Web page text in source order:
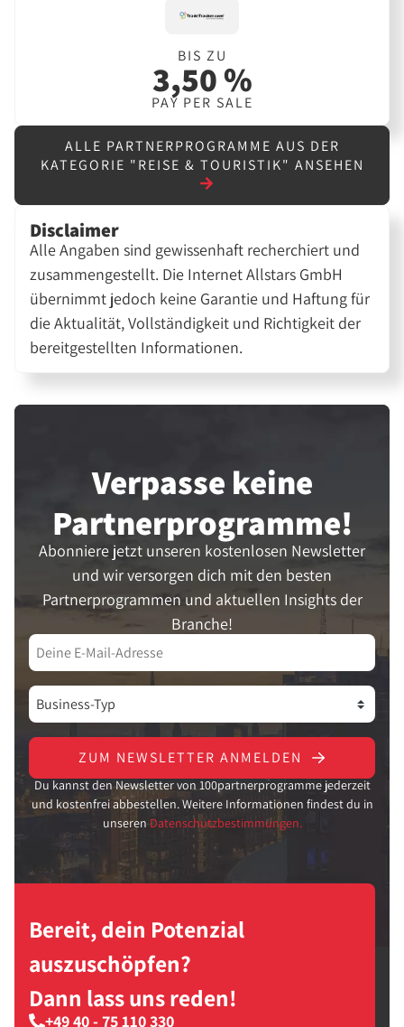
BIS ZU
3,50 %
PAY PER SALE
ALLE PARTNERPROGRAMME AUS DER
KATEGORIE "REISE & TOURISTIK" ANSEHEN
Disclaimer
Alle Angaben sind gewissenhaft recherchiert und
zusammengestellt. Die Internet Allstars GmbH
übernimmt jedoch keine Garantie und Haftung für
die Aktualität, Vollständigkeit und Richtigkeit der
bereitgestellten Informationen.
Verpasse keine
Partner­programme!
Abonniere jetzt unseren kostenlosen Newsletter
und wir versorgen dich mit den besten
Partnerprogrammen und aktuellen Insights der
Branche!
ZUM NEWSLETTER ANMELDEN
Du kannst den Newsletter von 100partnerprogramme jederzeit
und kostenfrei abbestellen. Weitere Informationen findest du in
unseren Datenschutzbestimmungen.
Bereit, dein Potenzial
auszuschöpfen?
Dann lass uns reden!
+49 40 - 75 110 330